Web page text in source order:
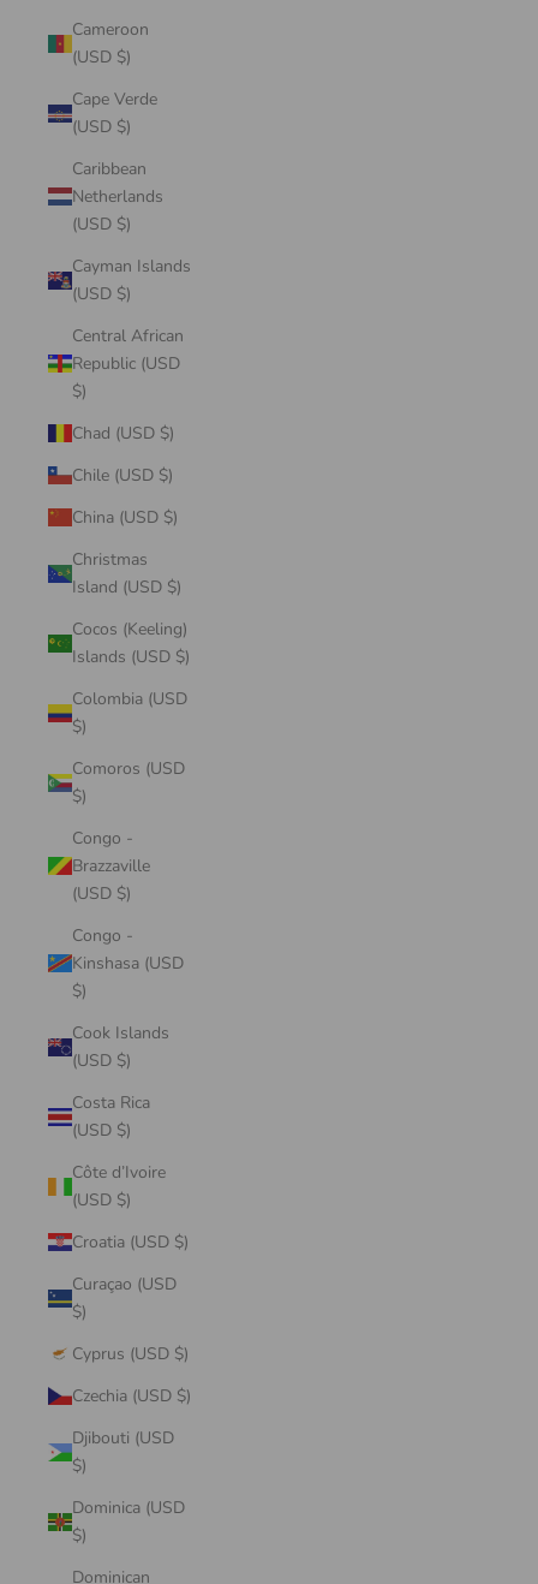
Cameroon
(USD $)
Cape Verde
(USD $)
Caribbean
Netherlands
(USD $)
Cayman Islands
(USD $)
Central African
Republic (USD
$)
Chad (USD $)
Chile (USD $)
China (USD $)
Christmas
Island (USD $)
Cocos (Keeling)
Islands (USD $)
Colombia (USD
$)
Comoros (USD
$)
Congo -
Brazzaville
(USD $)
Congo -
Kinshasa (USD
$)
Cook Islands
(USD $)
Costa Rica
(USD $)
Côte d’Ivoire
(USD $)
Croatia (USD $)
Curaçao (USD
$)
Cyprus (USD $)
Czechia (USD $)
Djibouti (USD
$)
Dominica (USD
$)
Dominican